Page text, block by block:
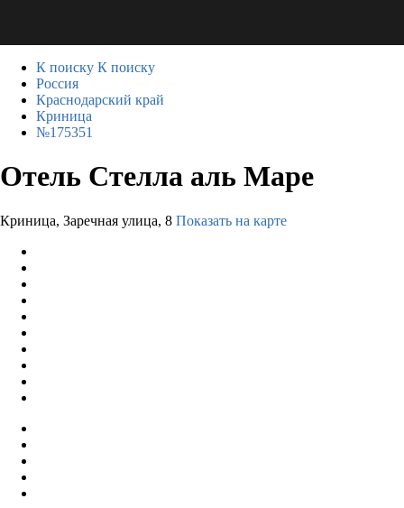
К поиску К поиску
Россия
Краснодарский край
Криница
№175351
Отель Стелла аль Маре
Криница, Заречная улица, 8 Показать на карте